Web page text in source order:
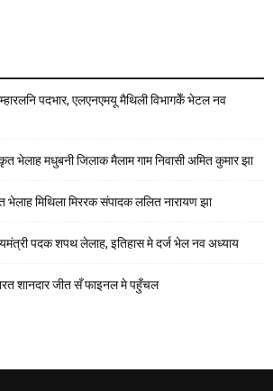
पदभार, एलएनएमयू मैथिली विभागकेँ भेटल नव
भेलाह मधुबनी जिलाक मैलाम गाम निवासी अमित कुमार झा
मिथिला मिररक संपादक ललित नारायण झा
पदक शपथ लेलाह, इतिहास मे दर्ज भेल नव अध्याय
शानदार जीत सँ फाइनल मे पहुँचल